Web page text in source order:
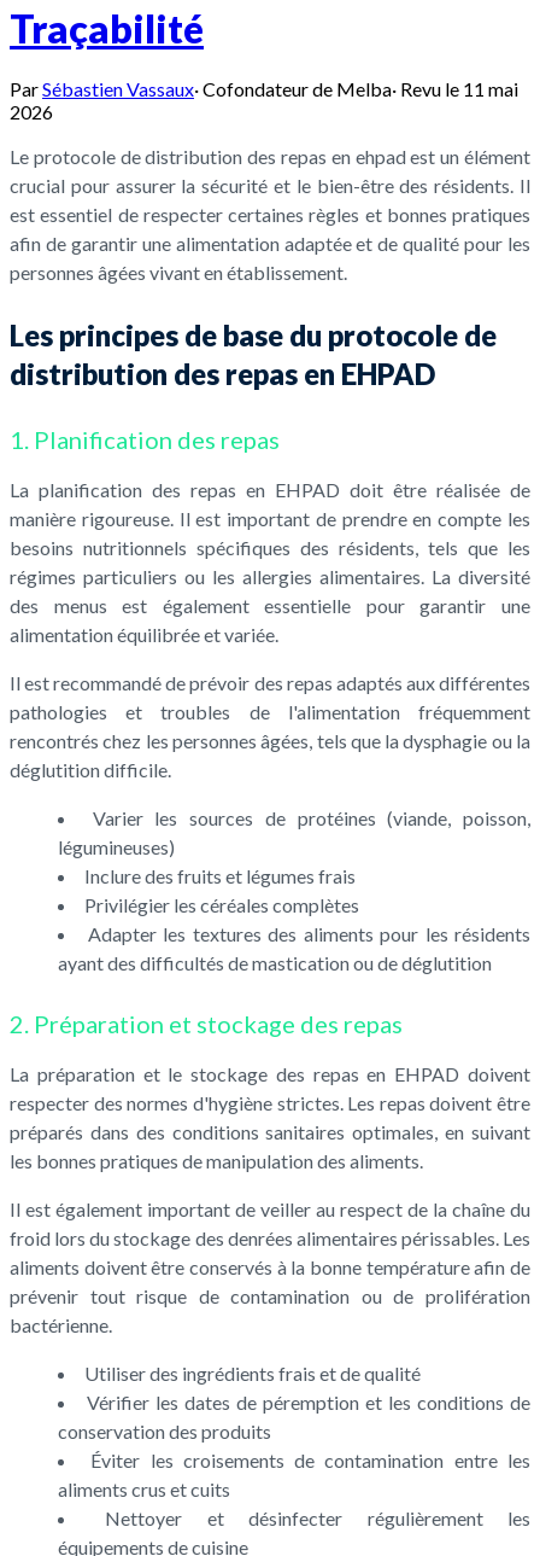
Traçabilité
ParSébastien Vassaux·Cofondateur de Melba· Revu le 11 mai
2026
Le protocole de distribution des repas en ehpad est un élément
crucial pour assurer la sécurité et le bien-être des résidents. Il
est essentiel de respecter certaines règles et bonnes pratiques
afin de garantir une alimentation adaptée et de qualité pour les
personnes âgées vivant en établissement.
Les principes de base du protocole de
distribution des repas en EHPAD
1. Planification des repas
La planification des repas en EHPAD doit être réalisée de
manière rigoureuse. Il est important de prendre en compte les
besoins nutritionnels spécifiques des résidents, tels que les
régimes particuliers ou les allergies alimentaires. La diversité
des menus est également essentielle pour garantir une
alimentation équilibrée et variée.
Il est recommandé de prévoir des repas adaptés aux différentes
pathologies et troubles de l'alimentation fréquemment
rencontrés chez les personnes âgées, tels que la dysphagie ou la
déglutition difficile.
Varier les sources de protéines (viande, poisson,
légumineuses)
Inclure des fruits et légumes frais
Privilégier les céréales complètes
Adapter les textures des aliments pour les résidents
ayant des difficultés de mastication ou de déglutition
2. Préparation et stockage des repas
La préparation et le stockage des repas en EHPAD doivent
respecter des normes d'hygiène strictes. Les repas doivent être
préparés dans des conditions sanitaires optimales, en suivant
les bonnes pratiques de manipulation des aliments.
Il est également important de veiller au respect de la chaîne du
froid lors du stockage des denrées alimentaires périssables. Les
aliments doivent être conservés à la bonne température afin de
prévenir tout risque de contamination ou de prolifération
bactérienne.
Utiliser des ingrédients frais et de qualité
Vérifier les dates de péremption et les conditions de
conservation des produits
Éviter les croisements de contamination entre les
aliments crus et cuits
Nettoyer et désinfecter régulièrement les
équipements de cuisine